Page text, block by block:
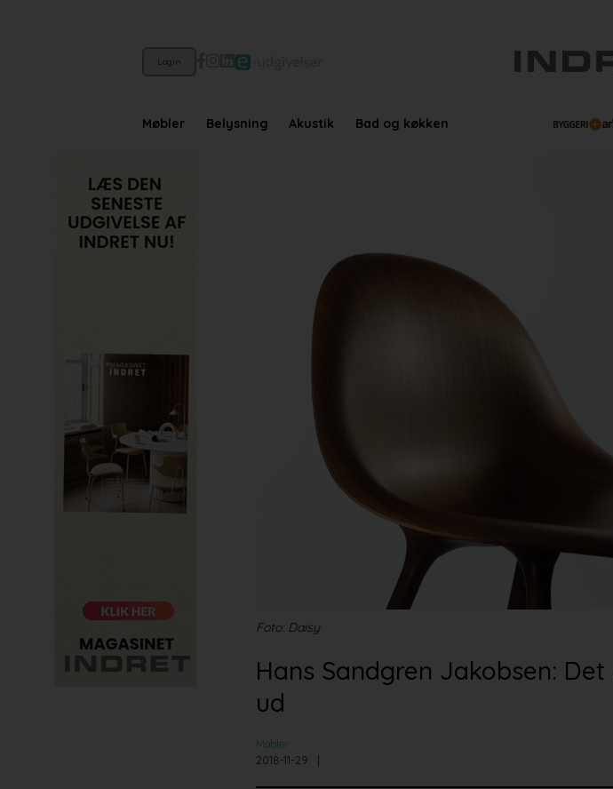
Login
Møbler Belysning Akustik Bad og køkken
Foto: Daisy
Hans Sandgren Jakobsen:
ud
Møbler
2018-11-29